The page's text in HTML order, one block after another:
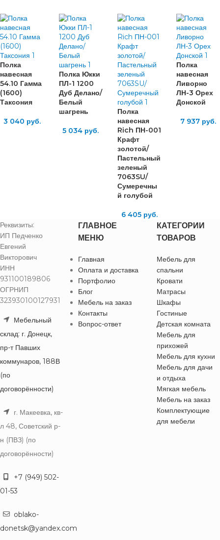
Полка
навесная
54.10 Гамма
(1600)
Таксония
3 040 руб.
Полка Юкки
ПЛ-1 1200
Дуб Делано/
Белый
шагрень
5 034 руб.
Полка
навесная
Rich ПН-001
Крафт
золотой/
Пастельный
зеленый
7063SU/
Сумеречны
й голубой
6 405руб.
Полка
навесная
Ливорно
ЛН-3 Орех
Донской
7 937руб.
Реквизиты:
ИП Педченко
Евгений
Викторович
ИНН
931100189806
ОГРНИП
323930100127931
Мебельный
склад: г. Донецк,
пр-т Павших
коммунаров, 188В
(по
договорённости)
г. Макеевка, кв-
л 48, Советский р-
н (ПВЗ) (по
договорённости)
+7 (949) 502-
01-53
oblako-
donetsk@yandex.com
ГЛАВНОЕ
МЕНЮ
Главная
Оплата и доставка
Портфолио
Блог
Мебель на заказ
Контакты
Вопрос-ответ
КАТЕГОРИИ
ТОВАРОВ
Мебель для
спальни
Кровати
Матрасы
Шкафы
Гостиные
Детская комната
Мебель для
прихожей
Мебель для кухни
Мебель для дачи
и отдыха
Мягкая мебель
Мебель на заказ
Комплектующие
для мебели